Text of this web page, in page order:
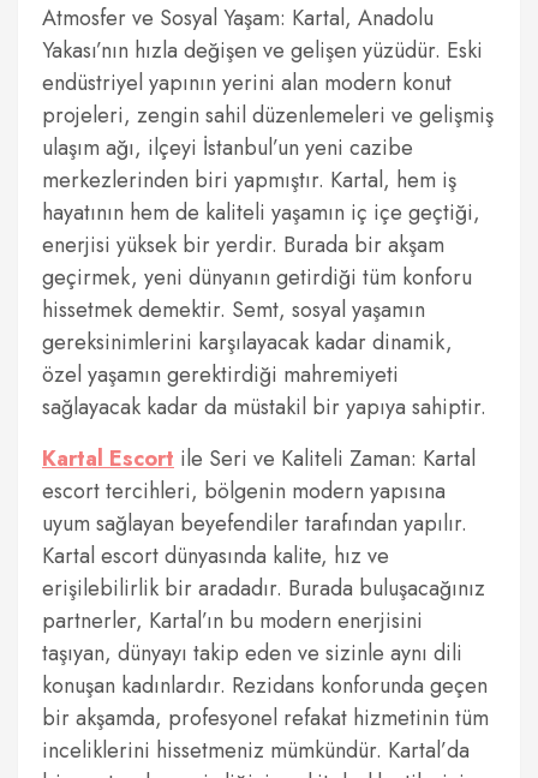
Atmosfer ve Sosyal Yaşam: Kartal, Anadolu
Yakası’nın hızla değişen ve gelişen yüzüdür. Eski
endüstriyel yapının yerini alan modern konut
projeleri, zengin sahil düzenlemeleri ve gelişmiş
ulaşım ağı, ilçeyi İstanbul’un yeni cazibe
merkezlerinden biri yapmıştır. Kartal, hem iş
hayatının hem de kaliteli yaşamın iç içe geçtiği,
enerjisi yüksek bir yerdir. Burada bir akşam
geçirmek, yeni dünyanın getirdiği tüm konforu
hissetmek demektir. Semt, sosyal yaşamın
gereksinimlerini karşılayacak kadar dinamik,
özel yaşamın gerektirdiği mahremiyeti
sağlayacak kadar da müstakil bir yapıya sahiptir.
Kartal Escort ile Seri ve Kaliteli Zaman: Kartal
escort tercihleri, bölgenin modern yapısına
uyum sağlayan beyefendiler tarafından yapılır.
Kartal escort dünyasında kalite, hız ve
erişilebilirlik bir aradadır. Burada buluşacağınız
partnerler, Kartal’ın bu modern enerjisini
taşıyan, dünyayı takip eden ve sizinle aynı dili
konuşan kadınlardır. Rezidans konforunda geçen
bir akşamda, profesyonel refakat hizmetinin tüm
inceliklerini hissetmeniz mümkündür. Kartal’da